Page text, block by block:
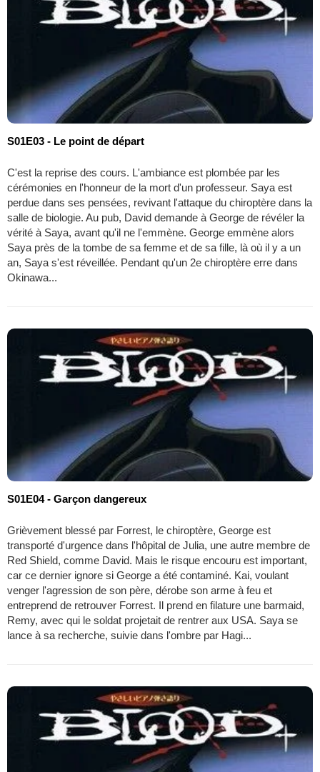
S01E03 - Le point de départ
C'est la reprise des cours. L'ambiance est plombée par les
cérémonies en l'honneur de la mort d'un professeur. Saya est
perdue dans ses pensées, revivant l'attaque du chiroptère dans la
salle de biologie. Au pub, David demande à George de révéler la
vérité à Saya, avant qu'il ne l'emmène. George emmène alors
Saya près de la tombe de sa femme et de sa fille, là où il y a un
an, Saya s'est réveillée. Pendant qu'un 2e chiroptère erre dans
Okinawa...
S01E04 - Garçon dangereux
Grièvement blessé par Forrest, le chiroptère, George est
transporté d'urgence dans l'hôpital de Julia, une autre membre de
Red Shield, comme David. Mais le risque encouru est important,
car ce dernier ignore si George a été contaminé. Kai, voulant
venger l'agression de son père, dérobe son arme à feu et
entreprend de retrouver Forrest. Il prend en filature une barmaid,
Remy, avec qui le soldat projetait de rentrer aux USA. Saya se
lance à sa recherche, suivie dans l'ombre par Hagi...